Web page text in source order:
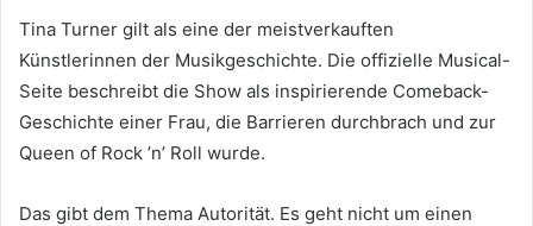
Tina Turner gilt als eine der meistverkauften
Künstlerinnen der Musikgeschichte. Die offizielle Musical-
Seite beschreibt die Show als inspirierende Comeback-
Geschichte einer Frau, die Barrieren durchbrach und zur
Queen of Rock ’n’ Roll wurde.
Das gibt dem Thema Autorität. Es geht nicht um einen